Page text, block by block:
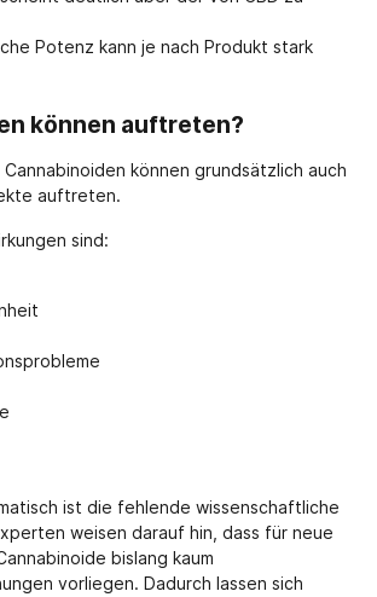
Potenz kann je nach Produkt stark
können auftreten?
Cannabinoiden können grundsätzlich auch
auftreten.
sind:
ist die fehlende wissenschaftliche
weisen darauf hin, dass für neue
bislang kaum
vorliegen. Dadurch lassen sich